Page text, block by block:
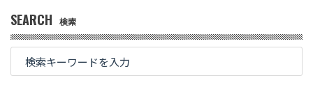
SEARCH 検索